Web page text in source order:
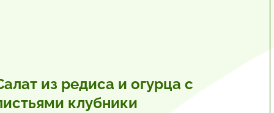
из редиса и огурца с
клубники